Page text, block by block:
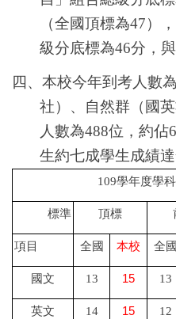
（全國頂標為47）
級分底標為46分，
四、本校今年到考人數為
社）、自然群（國
人數為488位，約佔
生約七成學生成績達
109學年度學
標準 頂標
項目 全國 本校 全國
國文 13 15 13
英文 14 15 12